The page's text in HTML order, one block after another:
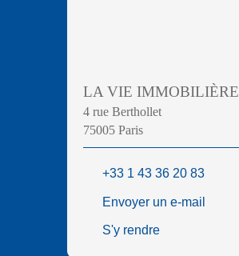
LA VIE IMMOBILIÈRE
4 rue Berthollet
75005 Paris
+33 1 43 36 20 83
Envoyer un e-mail
S'y rendre